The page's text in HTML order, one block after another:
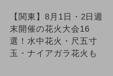
【関東】8月1日・2日週
末開催の花火大会16
選！水中花火・尺五寸
玉・ナイアガラ花火も